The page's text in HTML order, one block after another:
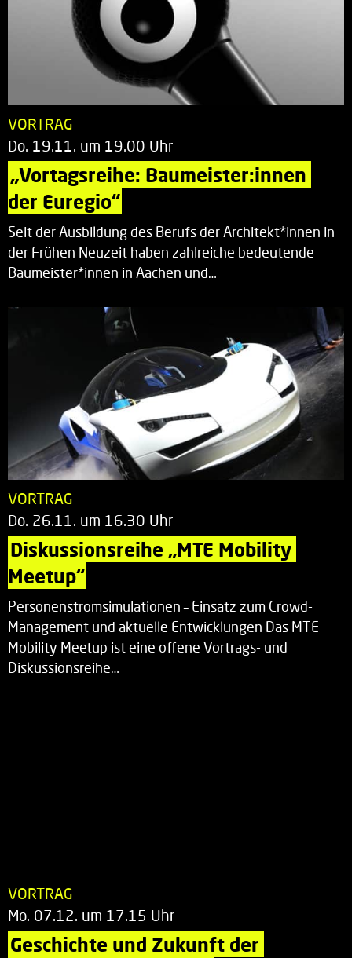
VORTRAG
Do. 19.11. um 19.00 Uhr
„Vortagsreihe: Baumeister:innen
der Euregio“
Seit der Ausbildung des Berufs der Architekt*innen in
der Frühen Neuzeit haben zahlreiche bedeutende
Baumeister*innen in Aachen und…
VORTRAG
Do. 26.11. um 16.30 Uhr
Diskussionsreihe „MTE Mobility
Meetup“
Personenstromsimulationen – Einsatz zum Crowd-
Management und aktuelle Entwicklungen Das MTE
Mobility Meetup ist eine offene Vortrags- und
Diskussionsreihe…
VORTRAG
Mo. 07.12. um 17.15 Uhr
Geschichte und Zukunft der